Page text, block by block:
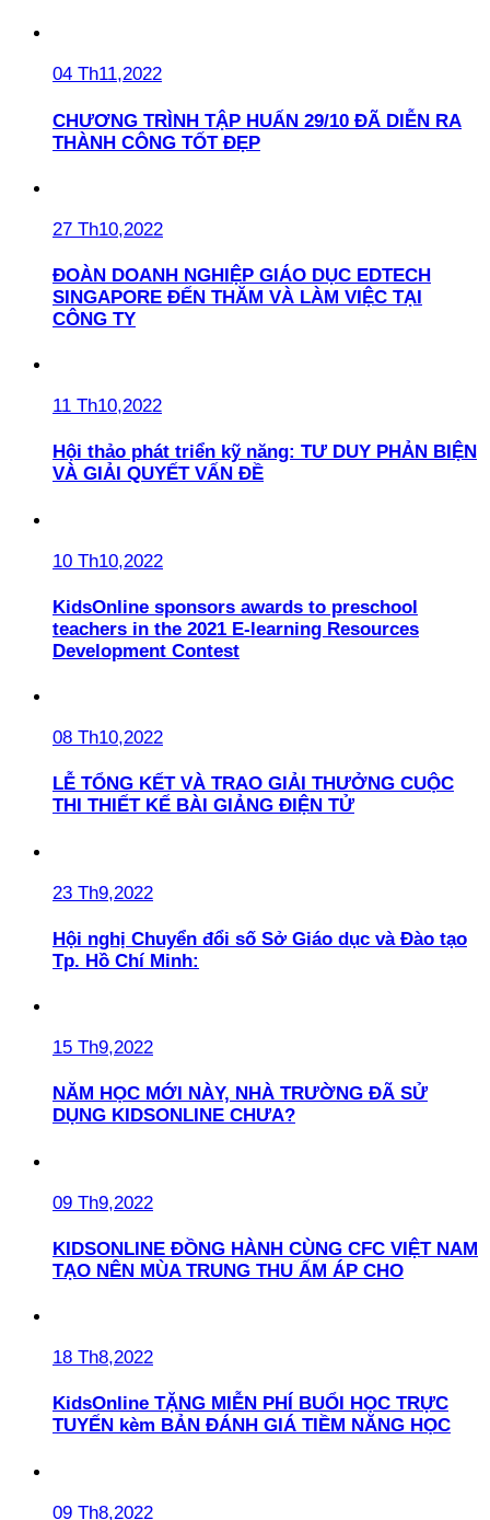
04 Th11,2022
CHƯƠNG TRÌNH TẬP HUẤN 29/10 ĐÃ DIỄN RA
THÀNH CÔNG TỐT ĐẸP
27 Th10,2022
ĐOÀN DOANH NGHIỆP GIÁO DỤC EDTECH
SINGAPORE ĐẾN THĂM VÀ LÀM VIỆC TẠI
CÔNG TY
11 Th10,2022
Hội thảo phát triển kỹ năng: TƯ DUY PHẢN BIỆN
VÀ GIẢI QUYẾT VẤN ĐỀ
10 Th10,2022
KidsOnline sponsors awards to preschool
teachers in the 2021 E-learning Resources
Development Contest
08 Th10,2022
LỄ TỔNG KẾT VÀ TRAO GIẢI THƯỞNG CUỘC
THI THIẾT KẾ BÀI GIẢNG ĐIỆN TỬ
23 Th9,2022
Hội nghị Chuyển đổi số Sở Giáo dục và Đào tạo
Tp. Hồ Chí Minh:
15 Th9,2022
NĂM HỌC MỚI NÀY, NHÀ TRƯỜNG ĐÃ SỬ
DỤNG KIDSONLINE CHƯA?
09 Th9,2022
KIDSONLINE ĐỒNG HÀNH CÙNG CFC VIỆT NAM
TẠO NÊN MÙA TRUNG THU ẤM ÁP CHO
18 Th8,2022
KidsOnline TẶNG MIỄN PHÍ BUỔI HỌC TRỰC
TUYẾN kèm BẢN ĐÁNH GIÁ TIỀM NĂNG HỌC
09 Th8,2022